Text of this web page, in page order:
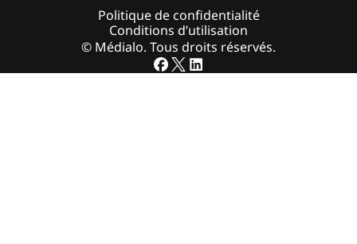
© Médialo. Tous droits réservés.
Politique de confidentialité
Conditions d’utilisation